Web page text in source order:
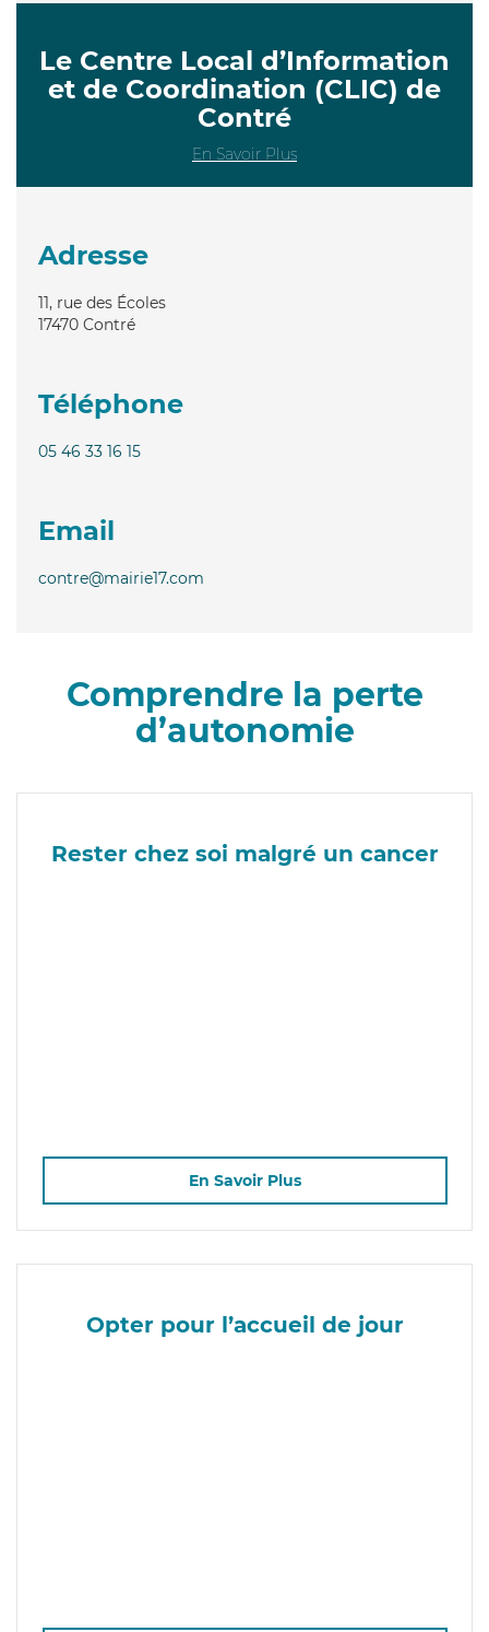
Le Centre Local d’Information
et de Coordination (CLIC) de
Contré
En Savoir Plus
Adresse
11, rue des Écoles
17470 Contré
Téléphone
05 46 33 16 15
Email
contre@mairie17.com
Comprendre la perte
d’autonomie
Rester chez soi malgré un cancer
En Savoir Plus
Opter pour l’accueil de jour